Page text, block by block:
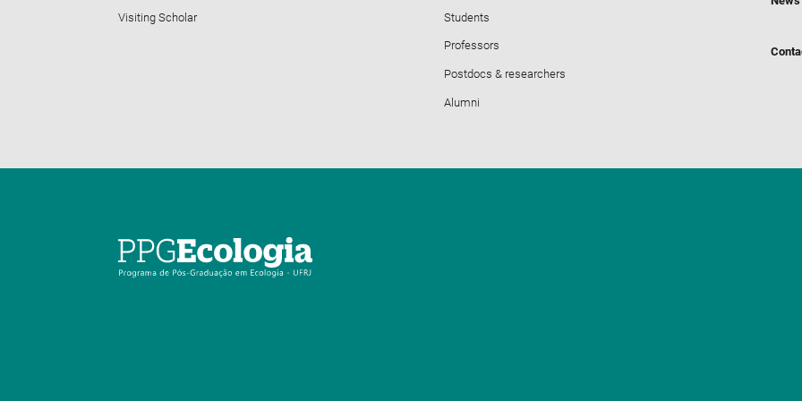
Visiting Scholar Students
Professors
Postdocs & researchers
Alumni